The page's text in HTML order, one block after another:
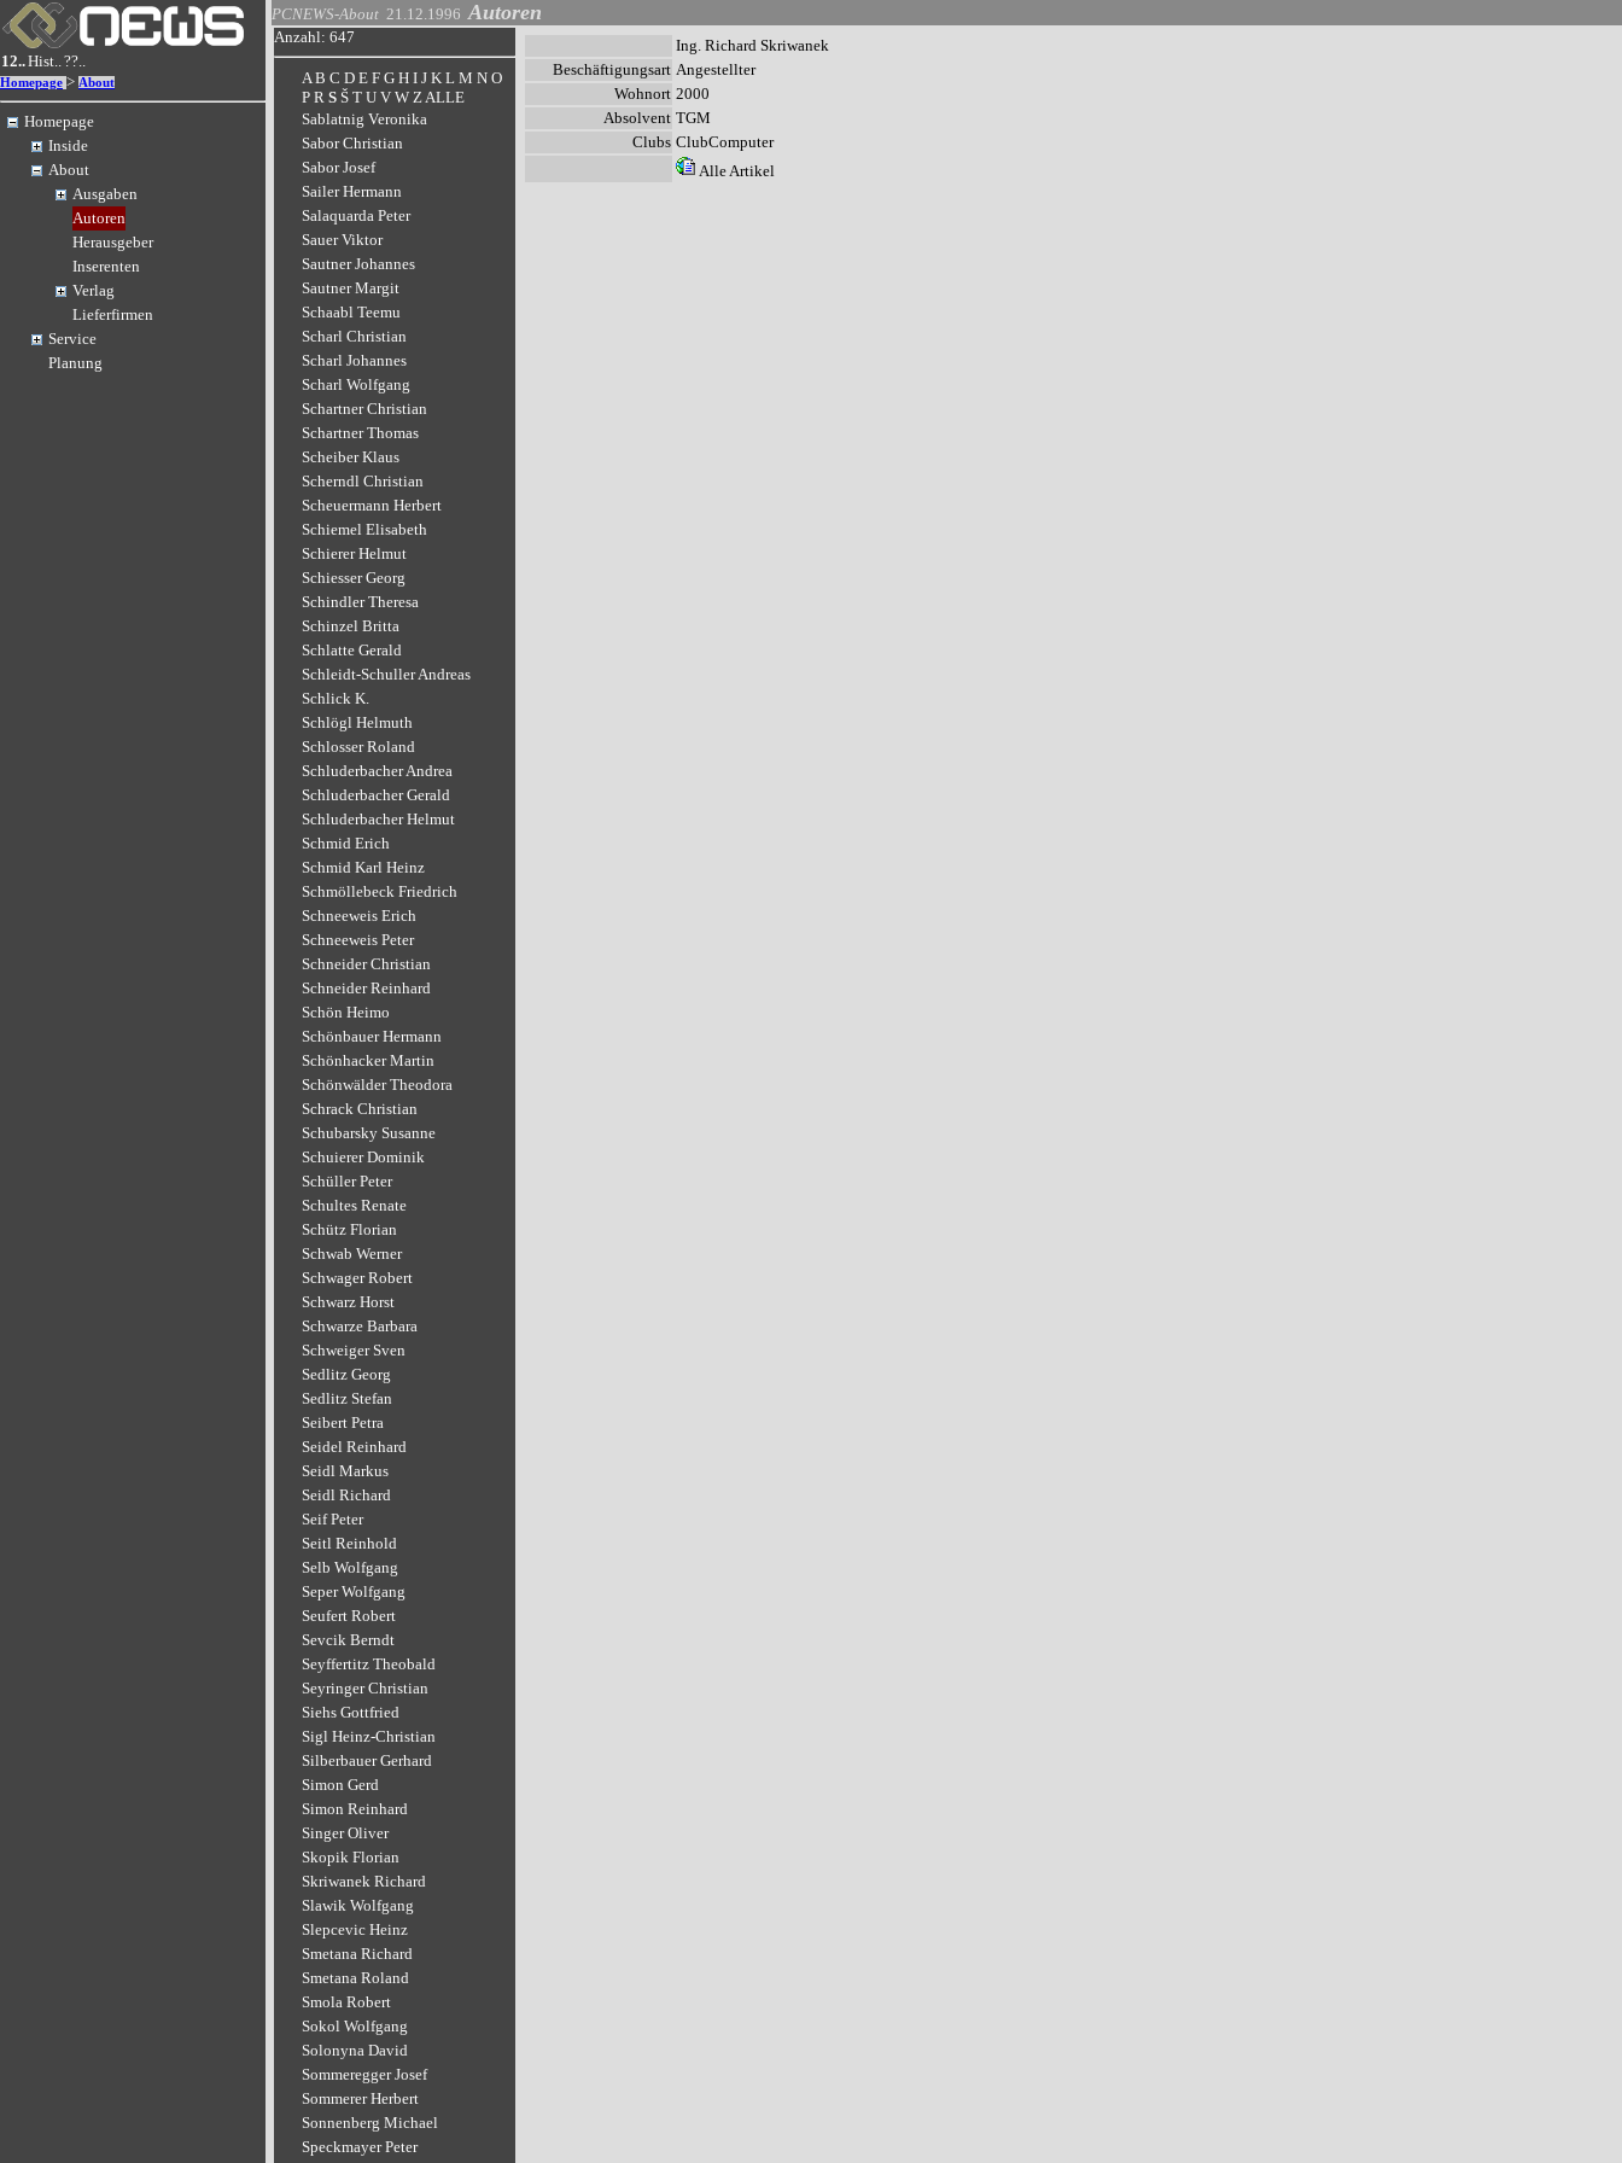
12..Hist..??..
Homepage > About
Homepage
Inside
About
Ausgaben
Autoren
Herausgeber
Inserenten
Verlag
Lieferfirmen
Service
Planung
PCNEWS-About 21.12.1996 Autoren
Anzahl: 647
A B C D E F G H I J K L M N O
P R S Š T U V W ZALLE
Sablatnig Veronika
Sabor Christian
Sabor Josef
Sailer Hermann
Salaquarda Peter
Sauer Viktor
Sautner Johannes
Sautner Margit
Schaabl Teemu
Scharl Christian
Scharl Johannes
Scharl Wolfgang
Schartner Christian
Schartner Thomas
Scheiber Klaus
Scherndl Christian
Scheuermann Herbert
Schiemel Elisabeth
Schierer Helmut
Schiesser Georg
Schindler Theresa
Schinzel Britta
Schlatte Gerald
Schleidt-Schuller Andreas
Schlick K.
Schlögl Helmuth
Schlosser Roland
Schluderbacher Andrea
Schluderbacher Gerald
Schluderbacher Helmut
Schmid Erich
Schmid Karl Heinz
Schmöllebeck Friedrich
Schneeweis Erich
Schneeweis Peter
Schneider Christian
Schneider Reinhard
Schön Heimo
Schönbauer Hermann
Schönhacker Martin
Schönwälder Theodora
Schrack Christian
Schubarsky Susanne
Schuierer Dominik
Schüller Peter
Schultes Renate
Schütz Florian
Schwab Werner
Schwager Robert
Schwarz Horst
Schwarze Barbara
Schweiger Sven
Sedlitz Georg
Sedlitz Stefan
Seibert Petra
Seidel Reinhard
Seidl Markus
Seidl Richard
Seif Peter
Seitl Reinhold
Selb Wolfgang
Seper Wolfgang
Seufert Robert
Sevcik Berndt
Seyffertitz Theobald
Seyringer Christian
Siehs Gottfried
Sigl Heinz-Christian
Silberbauer Gerhard
Simon Gerd
Simon Reinhard
Singer Oliver
Skopik Florian
Skriwanek Richard
Slawik Wolfgang
Slepcevic Heinz
Smetana Richard
Smetana Roland
Smola Robert
Sokol Wolfgang
Solonyna David
Sommeregger Josef
Sommerer Herbert
Sonnenberg Michael
Speckmayer Peter
Ing. Richard Skriwanek
Beschäftigungsart Angestellter
Wohnort 2000
Absolvent TGM
Clubs ClubComputer
Alle Artikel